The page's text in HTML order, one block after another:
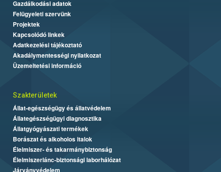
Gazdálkodási adatok
Felügyeleti szervünk
Projektek
Kapcsolódó linkek
Adatkezelési tájékoztató
Akadálymentességi nyilatkozat
Üzemeltetési információ
Szakterületek
Állat-egészségügy és állatvédelem
Állategészségügyi diagnosztika
Állatgyógyászati termékek
Borászat és alkoholos italok
Élelmiszer- és takarmánybiztonság
Élelmiszerlánc-biztonsági laborhálózat
Járványvédelem